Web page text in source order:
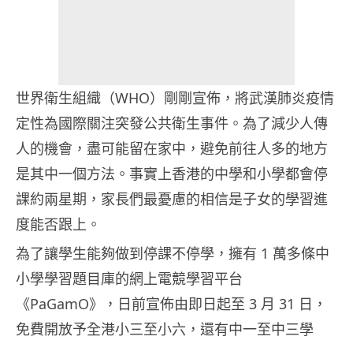
世界衛生組織（WHO）剛剛宣佈，將武漢肺炎疫情
定性為國際關注突發公共衛生事件。為了減少人傳
人的機會，盡可能留在家中，避免前往人多的地方
是其中一個方法。事實上香港的中學和小學都會停
課約兩星期，家長們最憂慮的相信是子女的學習進
度能否跟上。
為了讓學生能夠做到停課不停學，擁有 1 萬多條中
小學學習題目庫的網上電競學習平台
《PaGamO》，日前宣佈由即日起至 3 月 31 日，
免費開放予全港小三至小六，還有中一至中三學